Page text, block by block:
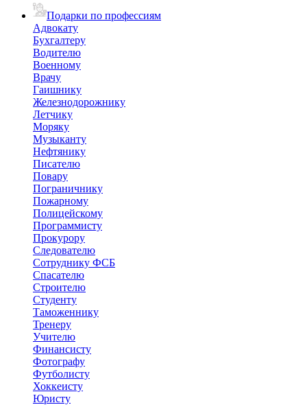
Подарки по профессиям
Адвокату
Бухгалтеру
Водителю
Военному
Врачу
Гаишнику
Железнодорожнику
Летчику
Моряку
Музыканту
Нефтянику
Писателю
Повару
Пограничнику
Пожарному
Полицейскому
Программисту
Прокурору
Следователю
Сотруднику ФСБ
Спасателю
Строителю
Студенту
Таможеннику
Тренеру
Учителю
Финансисту
Фотографу
Футболисту
Хоккеисту
Юристу